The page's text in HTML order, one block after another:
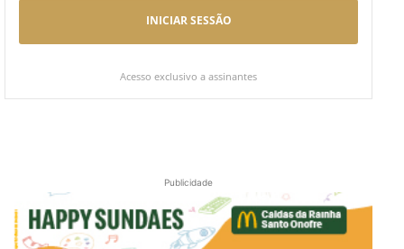
INICIAR SESSÃO
Acesso exclusivo a assinantes
Publicidade